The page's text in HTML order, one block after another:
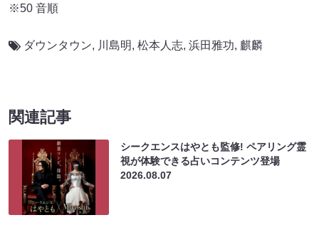
※50 音順
ダウンタウン, 川島明, 松本人志, 浜田雅功, 麒麟
関連記事
シークエンスはやとも監修! ペアリング霊
視が体験できる占いコンテンツ登場
2026.08.07